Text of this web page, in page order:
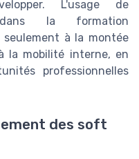
L'usage de
dans la formation
à la montée
la mobilité interne, en
professionnelles
des soft